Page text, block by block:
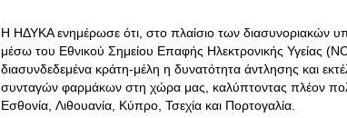
Η ΗΔΥΚΑ ενημέρωσε ότι, στο πλαίσιο των διασυνοριακών
μέσω του Εθνικού Σημείου Επαφής Ηλεκτρονικής Υγείας
διασυνδεδεμένα κράτη-μέλη η δυνατότητα άντλησης και
συνταγών φαρμάκων στη χώρα μας, καλύπτοντας πλέον
Εσθονία, Λιθουανία, Κύπρο, Τσεχία και Πορτογαλία.